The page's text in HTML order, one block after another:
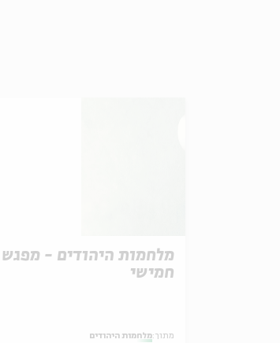
מלחמות היהודים - מפגש
חמישי
מתוך:מלחמות היהודים